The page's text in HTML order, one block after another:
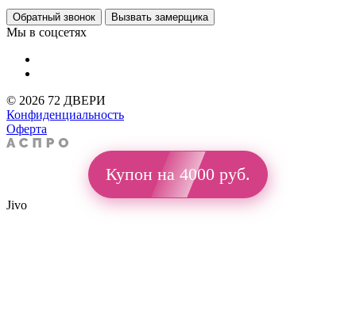
Обратный звонок Вызвать замерщика
Мы в соцсетях
© 2026 72 ДВЕРИ
Конфиденциальность
Оферта
Купон на 4000 руб.
Jivo